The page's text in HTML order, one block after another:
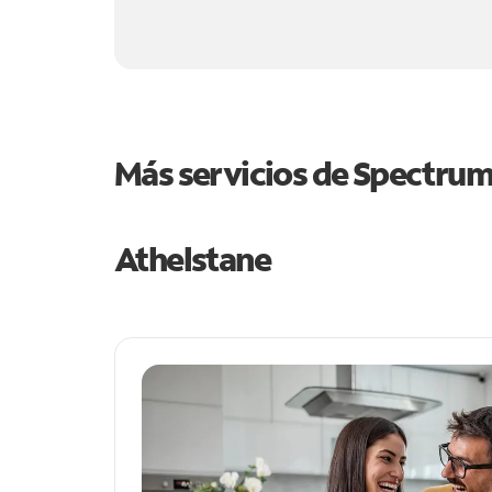
Más servicios de
Athelstane